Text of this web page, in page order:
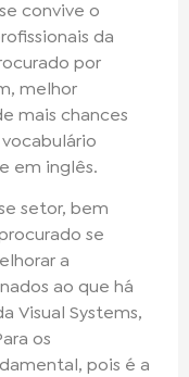
convive o
da
por
melhor
mais chances
em inglês.
setor, bem
se
a
ao que há
Visual Systems,
os
pois é a